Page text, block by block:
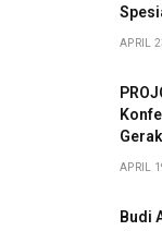
APRIL
APRIL
Budi